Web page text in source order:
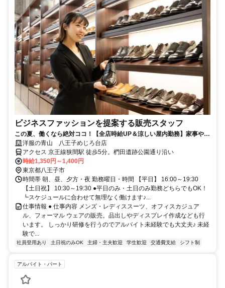
ビジネスファッションを提案する販売スタッフ
この夏、働くなら絶対ココ！【全店時給UP＆涼しい屋内勤務】家事や学
校と両立しやすいシフト制♪
洋服の青山 八王子めじろ台店
アクセス 京王線狭間駅 徒歩5分。椚田遺跡公園通り沿い
時給1,350円～1,400円
東京都八王子市
時間帯 朝、昼、夕方・夜 勤務曜日・時間 【平日】 16:00～19:30
【土日祝】 10:30～19:30 ●平日のみ・土日のみ勤務どちらでもOK！
┗スケジュールに合わせて無理なく働けます♪...
仕事情報 ● 仕事内容 メンズ・レディススーツ、オフィスカジュア
ル、フォーマル ウェアの販売。品出しやディスプレイ作成なども行
います。 しっかり研修を行うのでアルバイト未経験でも大丈夫♪ 未経
験で...
社員登用あり 土日祝のみOK 主婦・主夫歓迎 学生歓迎 交通費支給 シフト制
アルバイト・パート